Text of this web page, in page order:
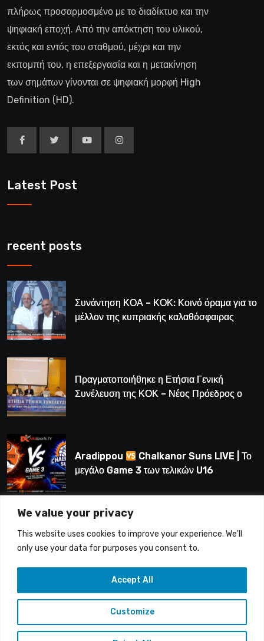
We value your privacy
This website uses cookies to improve your experience. We'll
only use your data for purposes you consent to.
Customize
Accept All
πλήρως προσαρμοσμένο με το διαδίκτυο και την
ψηφιακή εποχή. Από την απόκτηση του υλικού,
εκτός και εντός του σταθμού, μέχρι και την
εκπομπή του, η επεξεργασία και η μετακίνηση
των σημάτων γίνονται σε ψηφιακή μορφή High
Definition (HD).
Latest Post
recent posts
Συνάντηση ΚΟΑ – ΚΟΚ: Κοινό όραμα για το
μέλλον της κυπριακής καλαθόσφαιρας
Πραγματοποιήθηκε η Ετήσια Γενική
Συνέλευση της ΚΟΚ – Νέος Πρόεδρος ο
Aradippou
Chalkanor Suns LIVE | Το
μεγάλο Game 3 των τελικών U16
LIVE | Ύδρα Ασφαλιστική ΕΝΑΔ vs
Άτλαντας Πάφου
Copyright © 2015-26 Alfasports TV | Production of